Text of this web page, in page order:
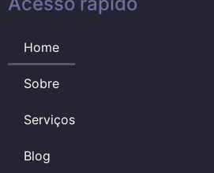
Home
Sobre
Serviços
Blog